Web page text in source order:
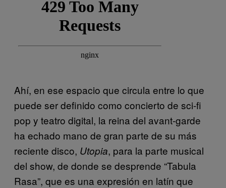
Ahí, en ese espacio que circula entre lo que
puede ser definido como concierto de sci-fi
pop y teatro digital, la reina del avant-garde
ha echado mano de gran parte de su más
reciente disco, Utopia, para la parte musical
del show, de donde se desprende “Tabula
Rasa”, que es una expresión en latín que